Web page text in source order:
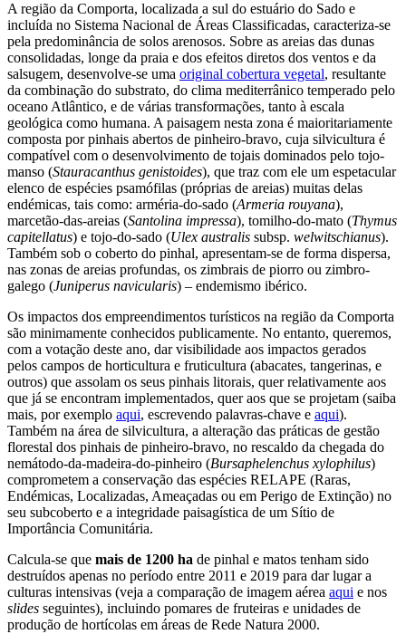
A região da Comporta, localizada a sul do estuário do Sado e
incluída no Sistema Nacional de Áreas Classificadas, caracteriza-se
pela predominância de solos arenosos. Sobre as areias das dunas
consolidadas, longe da praia e dos efeitos diretos dos ventos e da
salsugem, desenvolve-se uma original cobertura vegetal, resultante
da combinação do substrato, do clima mediterrânico temperado pelo
oceano Atlântico, e de várias transformações, tanto à escala
geológica como humana. A paisagem nesta zona é maioritariamente
composta por pinhais abertos de pinheiro-bravo, cuja silvicultura é
compatível com o desenvolvimento de tojais dominados pelo tojo-
manso (Stauracanthus genistoides), que traz com ele um espetacular
elenco de espécies psamófilas (próprias de areias) muitas delas
endémicas, tais como: arméria-do-sado (Armeria rouyana),
marcetão-das-areias (Santolina impressa), tomilho-do-mato (Thymus
capitellatus) e tojo-do-sado (Ulex australis subsp. welwitschianus).
Também sob o coberto do pinhal, apresentam-se de forma dispersa,
nas zonas de areias profundas, os zimbrais de piorro ou zimbro-
galego (Juniperus navicularis) – endemismo ibérico.
Os impactos dos empreendimentos turísticos na região da Comporta
são minimamente conhecidos publicamente. No entanto, queremos,
com a votação deste ano, dar visibilidade aos impactos gerados
pelos campos de horticultura e fruticultura (abacates, tangerinas, e
outros) que assolam os seus pinhais litorais, quer relativamente aos
que já se encontram implementados, quer aos que se projetam (saiba
mais, por exemplo aqui, escrevendo palavras-chave e aqui).
Também na área de silvicultura, a alteração das práticas de gestão
florestal dos pinhais de pinheiro-bravo, no rescaldo da chegada do
nemátodo-da-madeira-do-pinheiro (Bursaphelenchus xylophilus)
comprometem a conservação das espécies RELAPE (Raras,
Endémicas, Localizadas, Ameaçadas ou em Perigo de Extinção) no
seu subcoberto e a integridade paisagística de um Sítio de
Importância Comunitária.
Calcula-se que mais de 1200 ha de pinhal e matos tenham sido
destruídos apenas no período entre 2011 e 2019 para dar lugar a
culturas intensivas (veja a comparação de imagem aérea aqui e nos
slides seguintes), incluindo pomares de fruteiras e unidades de
produção de hortícolas em áreas de Rede Natura 2000.